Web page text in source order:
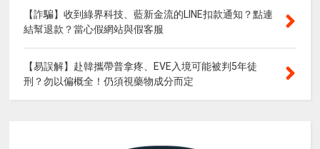
【詐騙】收到綠界科技、藍新金流的LINE扣款通知？點連
結幫退款？當心假網站與假客服
【易誤解】赴韓攜帶普拿疼、EVE入境可能被判5年徒
刑？勿以偏概全！仍須視藥物成分而定